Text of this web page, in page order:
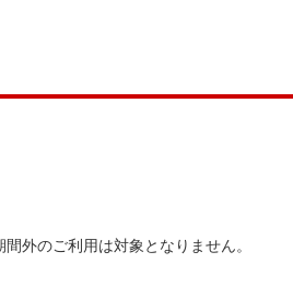
外のご利用は対象となりません。